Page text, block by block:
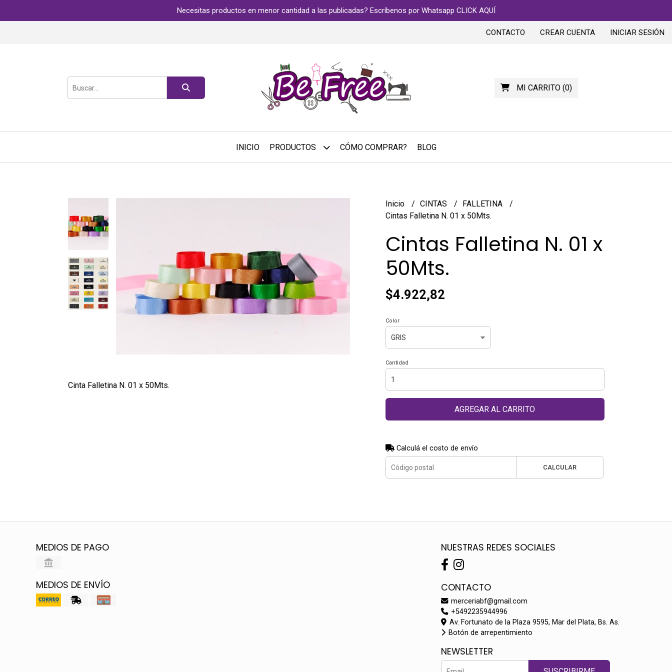
Necesitas productos en menor cantidad a las publicadas? Escríbenos por Whatsapp CLICK AQUÍ
CONTACTO CREAR CUENTA INICIAR SESIÓN
MI CARRITO(0)
INICIO PRODUCTOS CÓMO COMPRAR? BLOG
Cinta Falletina N. 01 x 50Mts.
Inicio CINTAS
FALLETINA
Cintas Falletina N. 01 x 50Mts.
Cintas Falletina N. 01 x
50Mts.
$4.922,82
Color
Cantidad
AGREGAR AL CARRITO
Calculá el costo de envío
CALCULAR
MEDIOS DE PAGO
MEDIOS DE ENVÍO
NUESTRAS REDES SOCIALES
CONTACTO
merceriabf@gmail.com
+5492235944996
Av. Fortunato de la Plaza 9595, Mar del Plata, Bs. As.
Botón de arrepentimiento
NEWSLETTER